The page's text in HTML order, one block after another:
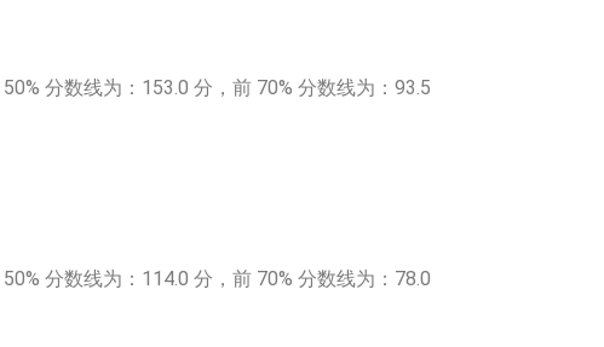
分数线为：153.0 分，前 70% 分数线为：93.5
分数线为：114.0 分，前 70% 分数线为：78.0